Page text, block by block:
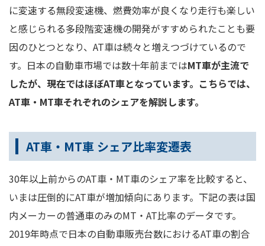
に変速する無段変速機、燃費効率が良くなり走行も楽しい
と感じられる多段階変速機の開発がすすめられたことも要
因のひとつとなり、AT車は続々と増えつづけているので
す。日本の自動車市場では数十年前まではMT車が主流で
したが、現在ではほぼAT車となっています。こちらでは、
AT車・MT車それぞれのシェアを解説します。
AT車・MT車 シェア比率変遷表
30年以上前からのAT車・MT車のシェア率を比較すると、
いまは圧倒的にAT車が増加傾向にあります。下記の表は国
内メーカーの普通車のみのMT・AT比率のデータです。
2019年時点で日本の自動車販売台数におけるAT車の割合